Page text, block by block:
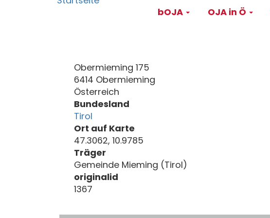
Main
bOJA OJA in Ö
Obermieming 175
6414 Obermieming
Österreich
Bundesland
Tirol
Ort auf Karte
47.3062, 10.9785
Träger
Gemeinde Mieming (Tirol)
originalid
1367